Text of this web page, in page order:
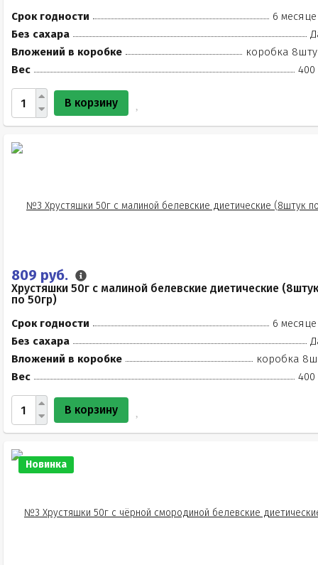
Срок годности
6
Без сахара
Вложений в коробке
коробка
Вес
400
В корзину
809 руб.
Хрустяшки 50г с малиной белевские диетические (8штук
по 50гр)
Срок годности
6
Без сахара
Вложений в коробке
коробка
Вес
400
В корзину
Новинка